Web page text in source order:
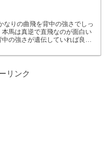
なりの曲飛を背中の強さでしっ
馬は真逆で直飛なのが面白い
の強さが遺伝していれば良い
リンク